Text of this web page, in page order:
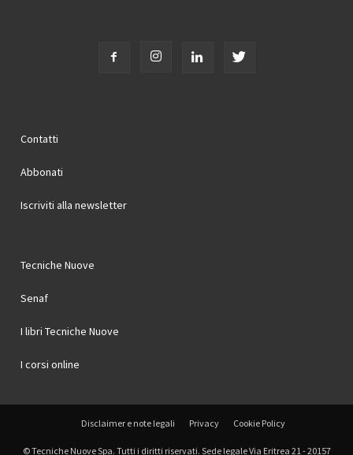
Contatti
Abbonati
Iscriviti alla newsletter
Tecniche Nuove
Senaf
I libri Tecniche Nuove
I corsi online
Disclaimer e note legali Privacy Cookie Policy
© Tecniche Nuove Spa. Tutti i diritti riservati. Sede legale Via Eritrea 21 - 20157